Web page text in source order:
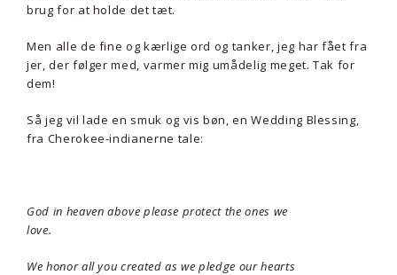
brug for at holde det tæt.
Men alle de fine og kærlige ord og tanker, jeg har fået fra
jer, der følger med, varmer mig umådelig meget. Tak for
dem!
Så jeg vil lade en smuk og vis bøn, en Wedding Blessing,
fra Cherokee-indianerne tale:
God in heaven above please protect the ones we
love.
We honor all you created as we pledge our hearts